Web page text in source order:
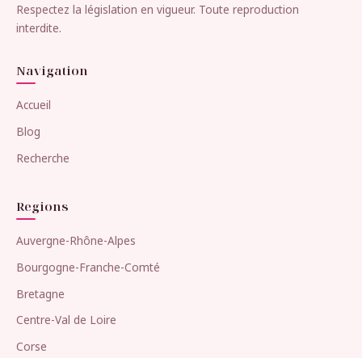
Respectez la législation en vigueur. Toute reproduction
interdite.
Navigation
Accueil
Blog
Recherche
Regions
Auvergne-Rhône-Alpes
Bourgogne-Franche-Comté
Bretagne
Centre-Val de Loire
Corse